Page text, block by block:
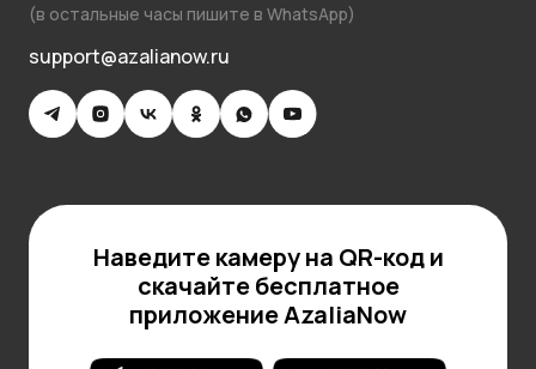
(в остальные часы пишите в WhatsApp)
support@azalianow.ru
Наведите камеру на QR-код и
скачайте бесплатное
приложение AzaliaNow